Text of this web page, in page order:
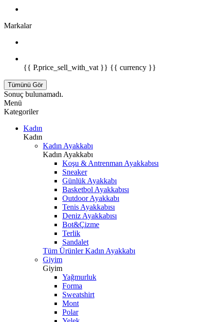
Markalar
{{ P.price_sell_with_vat }} {{ currency }}
Tümünü Gör
Sonuç bulunamadı.
Menü
Kategoriler
Kadın
Kadın
Kadın Ayakkabı
Kadın Ayakkabı
Koşu & Antrenman Ayakkabısı
Sneaker
Günlük Ayakkabı
Basketbol Ayakkabısı
Outdoor Ayakkabı
Tenis Ayakkabısı
Deniz Ayakkabısı
Bot&Çizme
Terlik
Sandalet
Tüm Ürünler Kadın Ayakkabı
Giyim
Giyim
Yağmurluk
Forma
Sweatshirt
Mont
Polar